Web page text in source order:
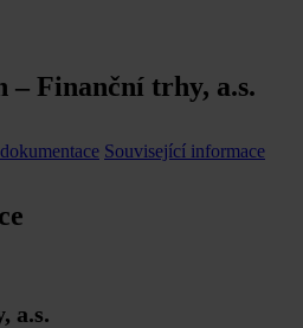
Finanční trhy, a.s.
Související informace
a.s.